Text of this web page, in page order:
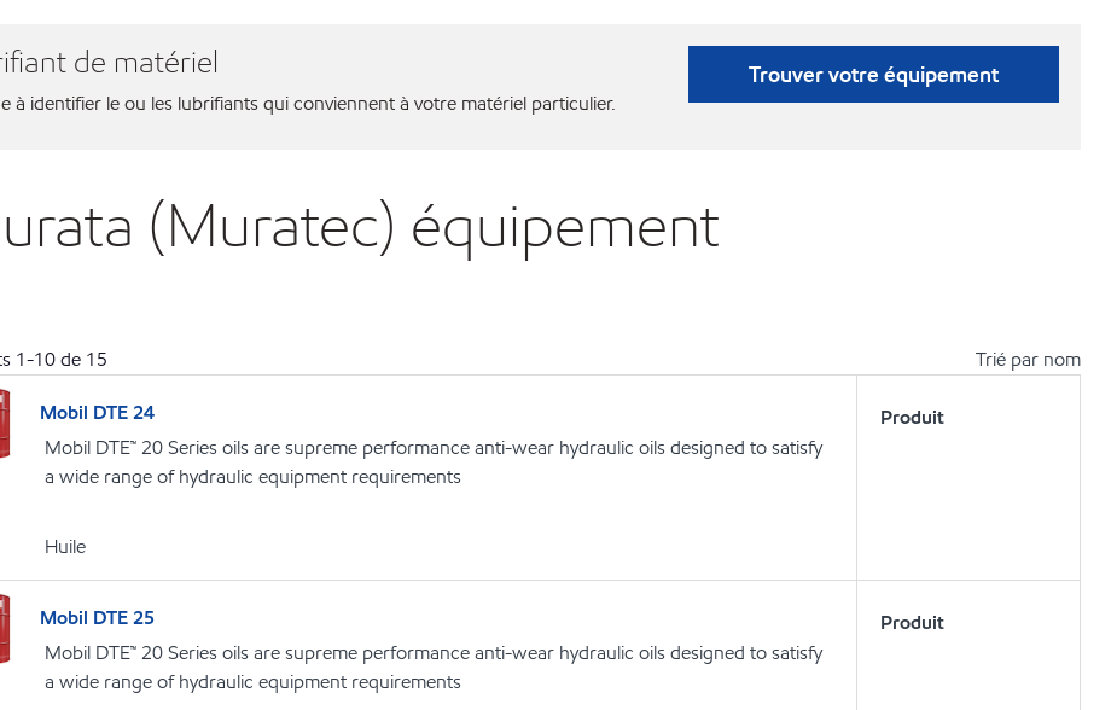
de matériel
à identifier le ou les lubrifiants qui conviennent à votre matériel particulier.
Trouver votre équipement
(Muratec) équipement
1-10de 15 Trié par nom
Mobil DTE 24
Mobil DTE™ 20 Series oils are supreme performance anti-wear hydraulic oils designed to satisfy
a wide range of hydraulic equipment requirements
Huile
Produit
Mobil DTE 25
Mobil DTE™ 20 Series oils are supreme performance anti-wear hydraulic oils designed to satisfy
a wide range of hydraulic equipment requirements
Produit